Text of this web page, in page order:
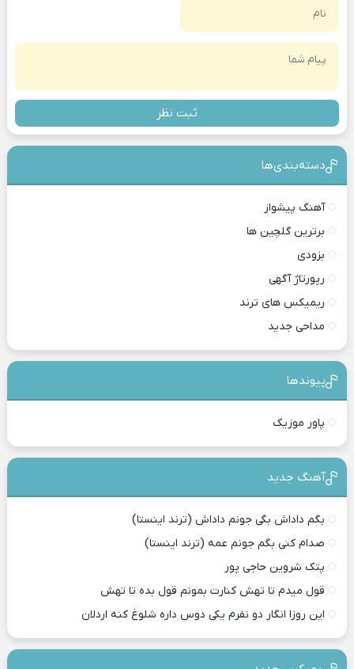
ثبت نظر
دسته‌بندی‎‌‌ها
آهنگ پیشواز
برترین گلچین ها
بزودی
رپورتاژ آگهی
ریمیکس های ترند
مداحی جدید
پیوندها
پاور موزیک
آهنگ جدید
بگم داداش بگی جونم داداش (ترند اینستا)
صدام کنی بگم جونم عمه (ترند اینستا)
پتک شروین حاجی پور
قول میدم تا تهش کنارت بمونم قول بده تا تهش
این روزا انگار دو نفرم یکی دوس داره شلوغ کنه اردلان